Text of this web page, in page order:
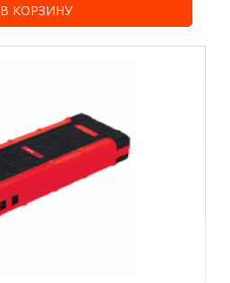
В КОРЗИНУ